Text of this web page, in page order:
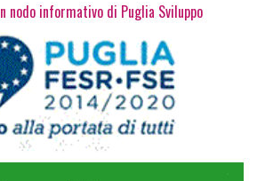
nodo informativo di Puglia Sviluppo